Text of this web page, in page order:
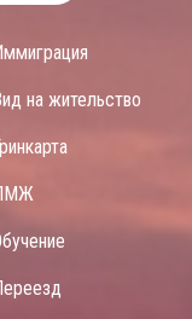
на жительство